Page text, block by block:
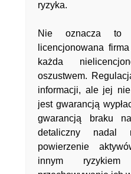
ryzyka.
Nie oznacza to
licencjonowana
każda
oszustwem.
informacji, ale jej
jest gwarancją
gwarancją braku
detaliczny nadal
powierzenie
innym